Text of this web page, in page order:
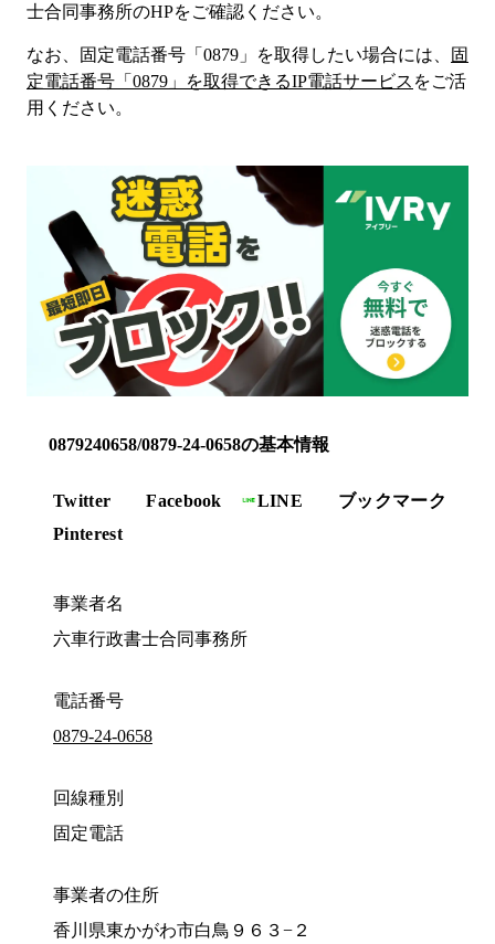
士合同事務所のHPをご確認ください。
なお、固定電話番号「 0879 」を取得したい場合には、
固
定電話番号「 0879 」を取得できるIP電話サービス をご活
用ください。
0879240658/0879-24-0658の基本情報
Twitter Facebook LINE
ブックマーク
Pinterest
事業者名
六車行政書士合同事務所
電話番号
0879-24-0658
回線種別
固定電話
事業者の住所
香川県東かがわ市白鳥９６３−２